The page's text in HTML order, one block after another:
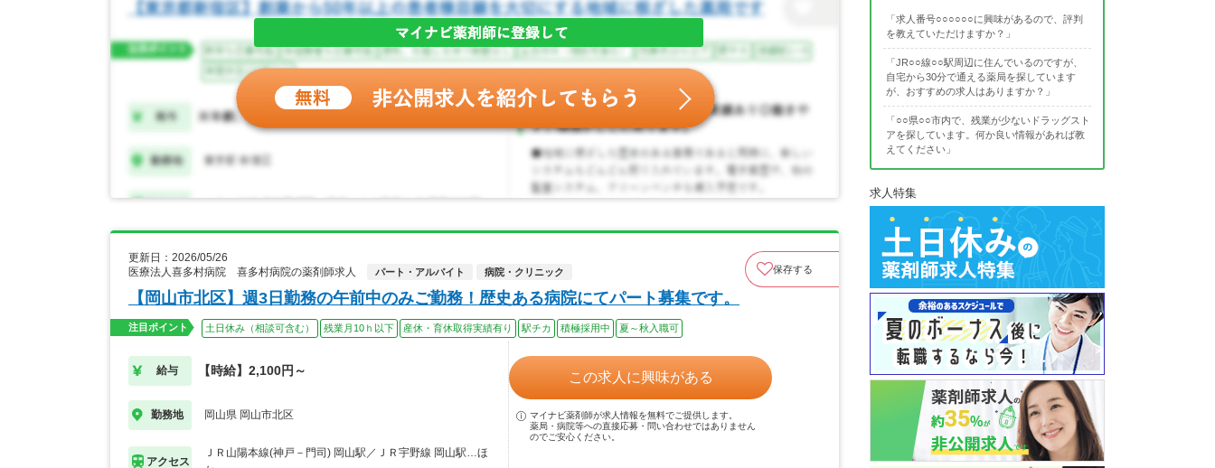
更新日：2026/05/26
医療法人喜多村病院 喜多村病院の薬剤師求人
パート・アルバイト 病院・クリニック 保存する
【岡山市北区】週3日勤務の午前中のみご勤務！歴史ある病院にてパート募集です。
注目ポイント 土日休み（相談可含む） 残業月10ｈ以下 産休・育休取得実績有り 駅チカ 積極採用中 夏～秋入職可
給与 【時給】2,100円～
勤務地 岡山県 岡山市北区
アクセス
ＪＲ山陽本線(神戸－門司) 岡山駅／ＪＲ宇野線 岡山駅…ほ
この求人に興味がある
マイナビ薬剤師が求人情報を無料でご提供します。
薬局・病院等への直接応募・問い合わせではありません
のでご安心ください。
「求人番号○○○○○○に興味があるので、評判
を教えていただけますか？」
「JR○○線○○駅周辺に住んでいるのですが、
自宅から30分で通える薬局を探しています
が、おすすめの求人はありますか？」
「○○県○○市内で、残業が少ないドラッグスト
アを探しています。何か良い情報があれば教
えてください」
求人特集